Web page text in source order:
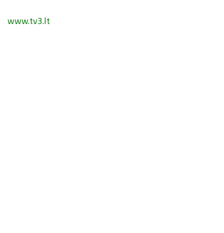
www.tv3.lt